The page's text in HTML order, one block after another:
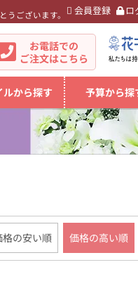
うございます。 会員登録 ロ
お電話での
ご注文はこちら
ルから探す 予算から探
格の安い順 価格の高い順